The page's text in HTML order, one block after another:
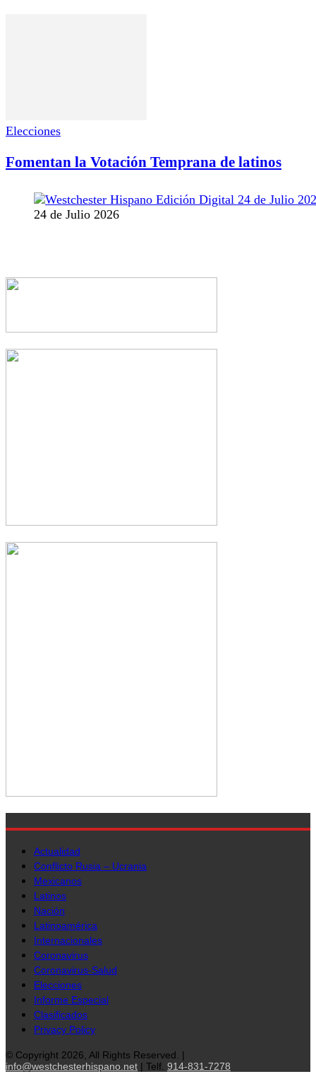
Elecciones
Fomentan la Votación Temprana de latinos
24 de Julio 2026
Actualidad
Conflicto Rusia – Ucrania
Mexicanos
Latinos
Nación
Latinoamérica
Internacionales
Coronavirus
Coronavirus-Salud
Elecciones
Informe Especial
Clasificados
Privacy Policy
© Copyright 2026, All Rights Reserved. |
info@westchesterhispano.net | Telf. 914-831-7278